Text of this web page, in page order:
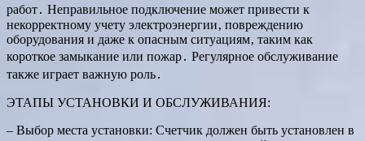
работ․ Неправильное подключение может привести к
некорректному учету электроэнергии‚ повреждению
оборудования и даже к опасным ситуациям‚ таким как
короткое замыкание или пожар․ Регулярное обслуживание
также играет важную роль․
ЭТАПЫ УСТАНОВКИ И ОБСЛУЖИВАНИЯ:
– Выбор места установки: Счетчик должен быть установлен в